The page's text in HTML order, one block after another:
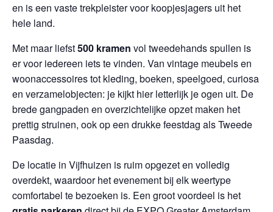
en is een vaste trekpleister voor koopjesjagers uit het
hele land.
Met maar liefst500 kramen vol tweedehands spullen is
er voor iedereen iets te vinden. Van vintage meubels en
woonaccessoires tot kleding, boeken, speelgoed, curiosa
en verzamelobjecten: je kijkt hier letterlijk je ogen uit. De
brede gangpaden en overzichtelijke opzet maken het
prettig struinen, ook op een drukke feestdag als Tweede
Paasdag.
De locatie in Vijfhuizen is ruim opgezet en volledig
overdekt, waardoor het evenement bij elk weertype
comfortabel te bezoeken is. Een groot voordeel is het